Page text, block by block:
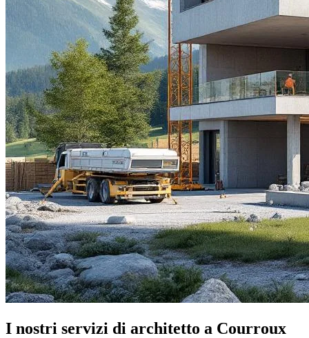
I nostri servizi di architetto a Courroux